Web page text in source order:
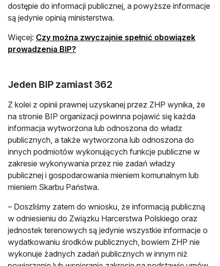
dostępie do informacji publicznej, a powyższe informacje
są jedynie opinią ministerstwa.
Więcej: Czy można zwyczajnie spełnić obowiązek
prowadzenia BIP?
Jeden BIP zamiast 362
Z kolei z opinii prawnej uzyskanej przez ZHP wynika, że
na stronie BIP organizacji powinna pojawić się każda
informacja wytworzona lub odnoszona do władz
publicznych, a także wytworzona lub odnoszona do
innych podmiotów wykonujących funkcje publiczne w
zakresie wykonywania przez nie zadań władzy
publicznej i gospodarowania mieniem komunalnym lub
mieniem Skarbu Państwa.
– Doszliśmy zatem do wniosku, że informacją publiczną
w odniesieniu do Związku Harcerstwa Polskiego oraz
jednostek terenowych są jedynie wszystkie informacje o
wydatkowaniu środków publicznych, bowiem ZHP nie
wykonuje żadnych zadań publicznych w innym niż